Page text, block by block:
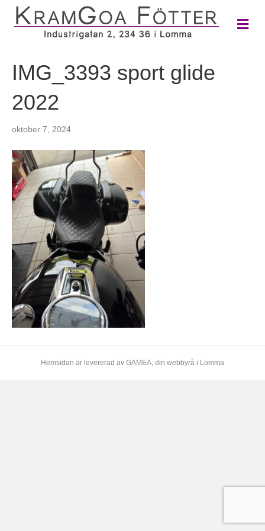
M
e
IMG_3393 sport glide
2022
oktober 7, 2024
Hemsidan är levererad av GAMEA, din webbyrå i Lomma